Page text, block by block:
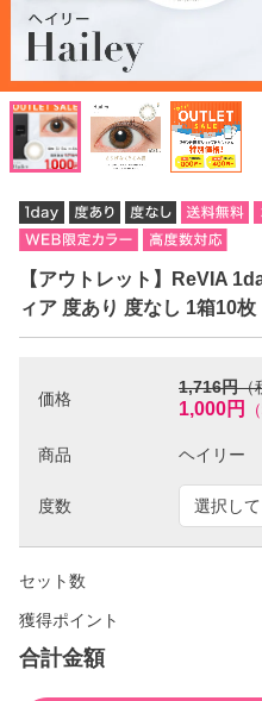
【アウトレット】ReVIA
ィア 度あり 度なし 1箱10枚
価格
1,716円（
1,000円
商品
度数
セット数
獲得ポイント
合計金額